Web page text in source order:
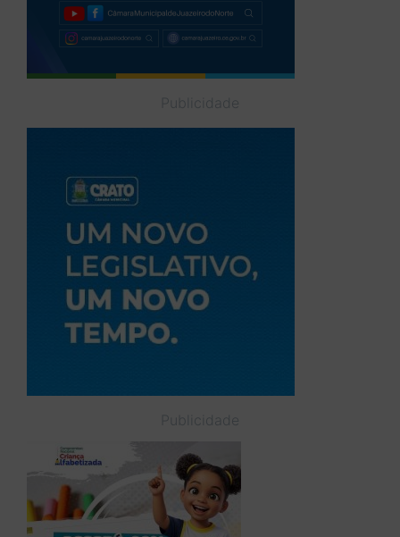
Publicidade
Publicidade